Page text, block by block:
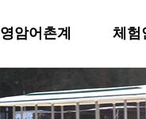
영암어촌계 체험